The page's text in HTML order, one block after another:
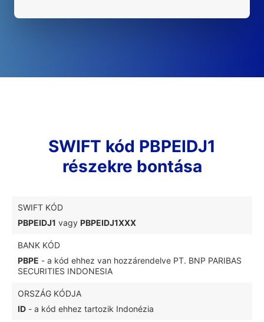
SWIFT kód PBPEIDJ1
részekre bontása
SWIFT KÓD
PBPEIDJ1 vagy PBPEIDJ1XXX
BANK KÓD
PBPE - a kód ehhez van hozzárendelve PT. BNP PARIBAS
SECURITIES INDONESIA
ORSZÁG KÓDJA
ID - a kód ehhez tartozik Indonézia